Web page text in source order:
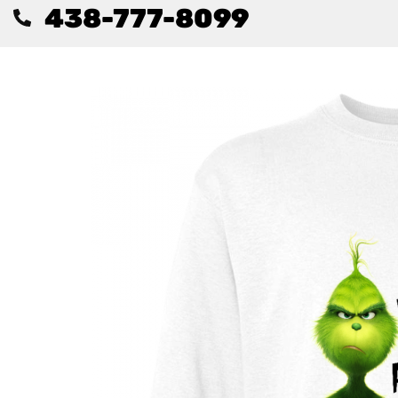
438-777-8099